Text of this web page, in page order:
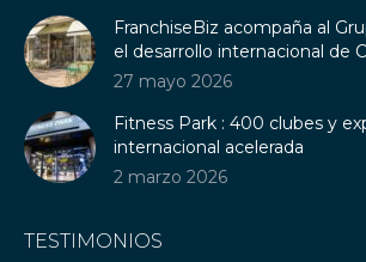
FranchiseBiz acompaña al
el desarrollo internacional de
27 mayo 2026
Fitness Park : 400 clubes y
internacional acelerada
2 marzo 2026
TESTIMONIOS